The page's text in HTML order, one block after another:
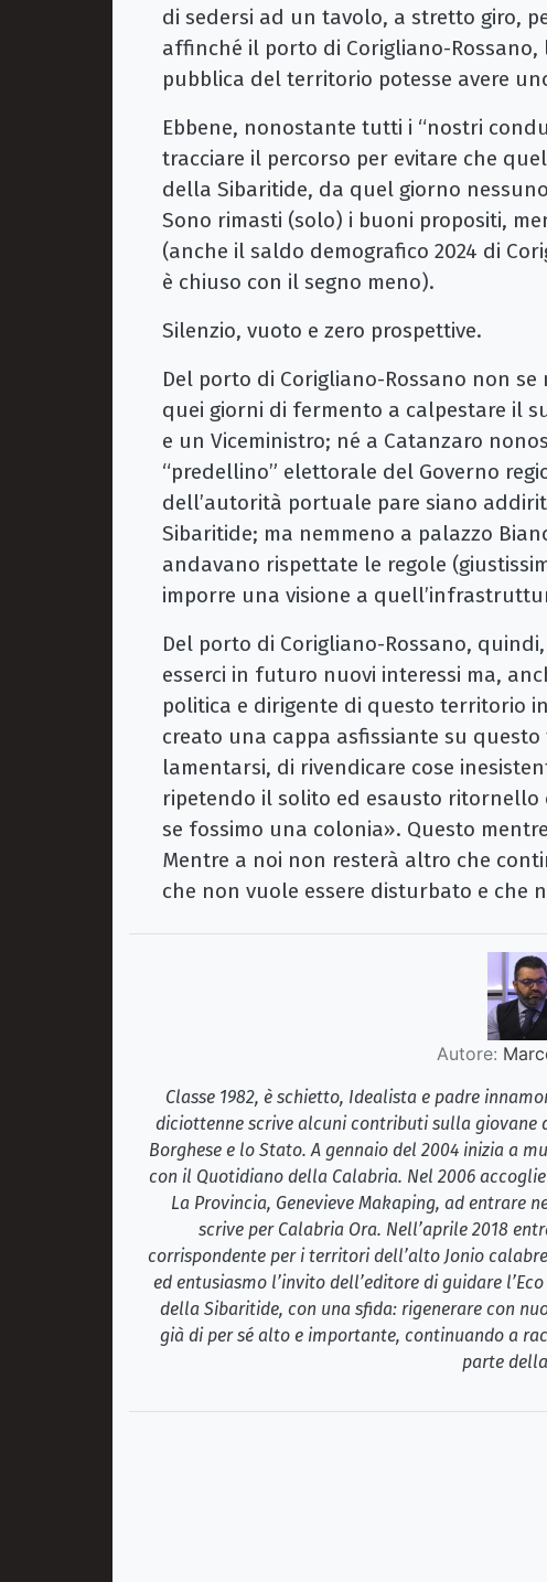
di sedersi ad un tavolo, a stretto giro,
affinché il porto di Corigliano-
pubblica del territorio potesse avere
Ebbene, nonostante tutti i “nostri
tracciare il percorso per evitare che
della Sibaritide, da quel giorno
Sono rimasti (solo) i buoni propositi,
(anche il saldo demografico 2024 di
è chiuso con il segno meno).
Silenzio, vuoto e zero prospettive.
Del porto di Corigliano-Rossano non
quei giorni di fermento a calpestare il
e un Viceministro; né a Catanzaro
“predellino” elettorale del Governo
dell’autorità portuale pare siano
Sibaritide; ma nemmeno a palazzo
andavano rispettate le regole
imporre una visione a
Del porto di Corigliano-Rossano,
esserci in futuro nuovi interessi ma,
politica e dirigente di questo territorio
creato una cappa asfissiante su
lamentarsi, di rivendicare cose
ripetendo il solito ed esausto ritornello
se fossimo una colonia». Questo
Mentre a noi non resterà altro che
che non vuole essere disturbato e che
Autore:
Classe 1982, è schietto, Idealista e padre
diciottenne scrive alcuni contributi sulla giovane
Borghese e lo Stato. A gennaio del 2004 inizia a
con il Quotidiano della Calabria. Nel 2006
La Provincia, Genevieve Makaping, ad entrare
scrive per Calabria Ora. Nell’aprile 2018
corrispondente per i territori dell’alto Jonio
ed entusiasmo l’invito dell’editore di guidare
della Sibaritide, con una sfida: rigenerare con
già di per sé alto e importante, continuando a
parte